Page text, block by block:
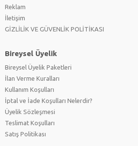
Reklam
İletişim
GİZLİLİK VE GÜVENLİK POLİTİKASI
Bireysel Üyelik
Bireysel Üyelik Paketleri
İlan Verme Kuralları
Kullanım Koşulları
İptal ve İade Koşulları Nelerdir?
Üyelik Sözleşmesi
Teslimat Koşulları
Satış Politikası